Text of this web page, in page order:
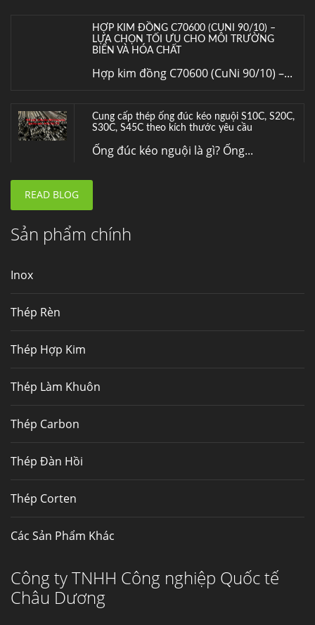
HỢP KIM ĐỒNG C70600 (CUNI 90/10) –
LỰA CHỌN TỐI ƯU CHO MÔI TRƯỜNG
BIỂN VÀ HÓA CHẤT
Hợp kim đồng C70600 (CuNi 90/10) –...
Cung cấp thép ống đúc kéo nguội S10C, S20C,
S30C, S45C theo kích thước yêu cầu
Ống đúc kéo nguội là gì? Ống...
Fengyang là một trong những nhà
Thép Fengyang
READ BLOG
Sản phẩm chính
Inox
Thép Rèn
Thép Hợp Kim
Thép Làm Khuôn
Thép Carbon
Thép Đàn Hồi
Thép Corten
Các Sản Phẩm Khác
Công ty TNHH Công nghiệp Quốc tế
Châu Dương